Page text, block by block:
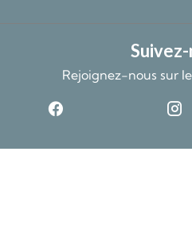
Rejoignez-nous sur